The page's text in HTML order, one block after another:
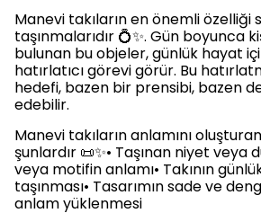
Manevi takıların en önemli özelliği
taşınmalarıdır 💍✨. Gün boyunca
bulunan bu objeler, günlük hayat
hatırlatıcı görevi görür. Bu
hedefi, bazen bir prensibi, bazen
edebilir.
Manevi takıların anlamını
şunlardır 📜✨• Taşınan niyet veya
veya motifin anlamı• Takının
taşınması• Tasarımın sade ve
anlam yüklenmesi